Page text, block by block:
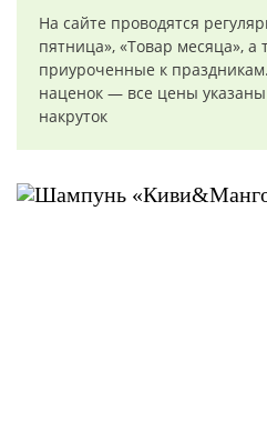
На сайте проводятся
пятница», «Товар месяца», а
приуроченные к
наценок — все цены
накруток